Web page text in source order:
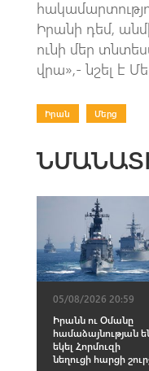
Իրանի դեմ,
ունի մեր
վրա»,- նշել է
Իրան Մերց
05/08/2026 20:59
Իրանն ու Օմանը
համաձայնության
եկել Հորմուզի
նեղուցի հարցի